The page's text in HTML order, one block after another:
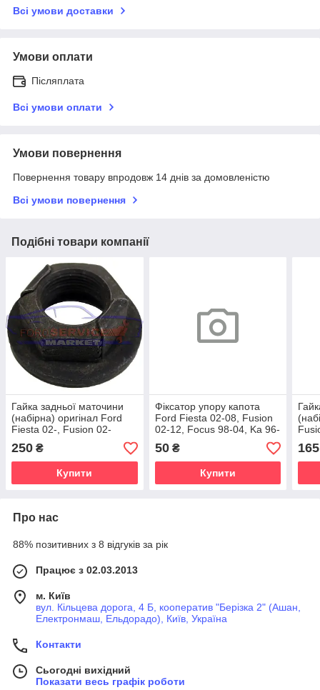
Всі умови доставки
Умови оплати
Післяплата
Всі умови оплати
Умови повернення
Повернення товару впродовж 14 днів за домовленістю
Всі умови повернення
Подібні товари компанії
Гайка задньої маточини
(набірна) оригінал Ford
Fiesta 02-, Fusion 02-
250 ₴
Купити
Фіксатор упору капота
Ford Fiesta 02-08, Fusion
02-12, Focus 98-04, Ka 96-
08, Puma 97-02
50₴
Купити
97-,
00-
165
Про нас
88% позитивних з 8 відгуків за рік
Працює з 02.03.2013
м. Київ
вул. Кільцева дорога, 4 Б, кооператив "Берізка 2" (Ашан,
Електронмаш, Ельдорадо), Київ, Україна
Контакти
Сьогодні вихідний
Показати весь графік роботи